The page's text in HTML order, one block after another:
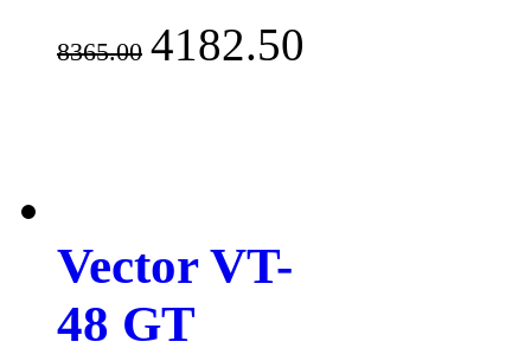
8365.00 4182.50
Vector VT-
48 GT